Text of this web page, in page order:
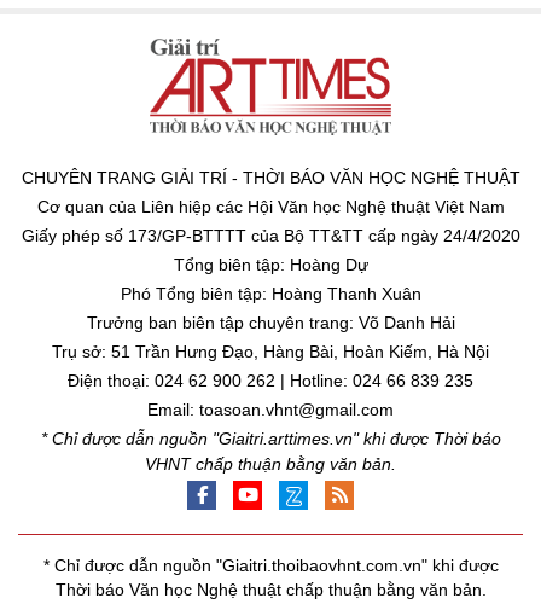
CHUYÊN TRANG GIẢI TRÍ - THỜI BÁO VĂN HỌC NGHỆ THUẬT
Cơ quan của Liên hiệp các Hội Văn học Nghệ thuật Việt Nam
Giấy phép số 173/GP-BTTTT của Bộ TT&TT cấp ngày 24/4/2020
Tổng biên tập: Hoàng Dự
Phó Tổng biên tập: Hoàng Thanh Xuân
Trưởng ban biên tập chuyên trang: Võ Danh Hải
Trụ sở: 51 Trần Hưng Đạo, Hàng Bài, Hoàn Kiếm, Hà Nội
Điện thoại: 024 62 900 262 | Hotline: 024 66 839 235
Email: toasoan.vhnt@gmail.com
* Chỉ được dẫn nguồn "Giaitri.arttimes.vn" khi được Thời báo
VHNT chấp thuận bằng văn bản.
* Chỉ được dẫn nguồn "Giaitri.thoibaovhnt.com.vn" khi được
Thời báo Văn học Nghệ thuật chấp thuận bằng văn bản.